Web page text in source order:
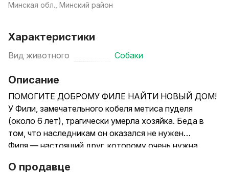
Минская обл., Минский район
Характеристики
Вид животного Собаки
Описание
ПОМОГИТЕ ДОБРОМУ ФИЛЕ НАЙТИ НОВЫЙ ДОМ!
У Фили, замечательного кобеля метиса пуделя
(около 6 лет), трагически умерла хозяйка. Беда в
том, что наследникам он оказался не нужен…
Филя — настоящий друг, которому очень нужна
прекрасно терпит, не создавая хлопот. От всех
О продавце